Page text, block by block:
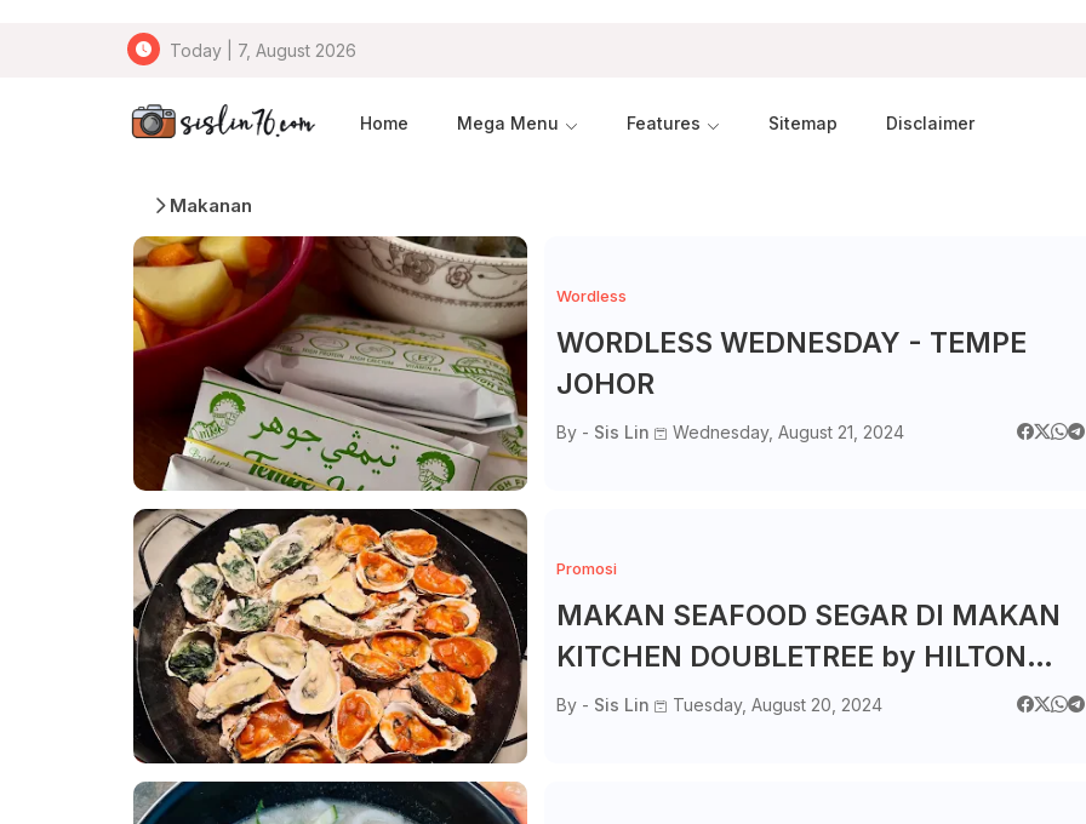
Today | 7, August 2026
Home Mega Menu Features Sitemap Disclaimer
Makanan
Wordless
WORDLESS WEDNESDAY - TEMPE
JOHOR
By - Sis Lin Wednesday, August 21, 2024
Promosi
MAKAN SEAFOOD SEGAR DI MAKAN
KITCHEN DOUBLETREE by HILTON
JOHOR BAHRU MEMANG PUASHATI
By - Sis Lin Tuesday, August 20, 2024